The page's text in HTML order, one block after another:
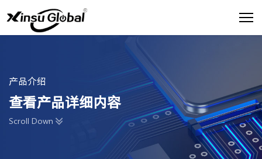
产品介绍
查看产品详细内容
Scroll Down